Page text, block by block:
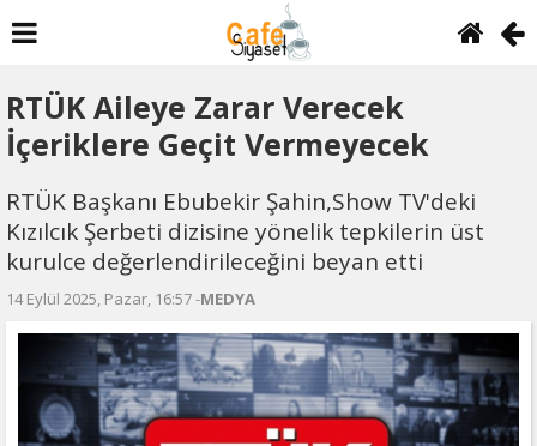
RTÜK Aileye Zarar Verecek
İçeriklere Geçit Vermeyecek
RTÜK Başkanı Ebubekir Şahin,Show TV'deki
Kızılcık Şerbeti dizisine yönelik tepkilerin üst
kurulce değerlendirileceğini beyan etti
14 Eylül 2025, Pazar, 16:57 -MEDYA